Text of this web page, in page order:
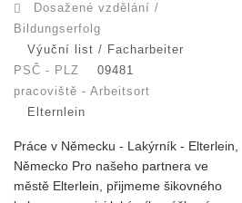
Dosažené vzdělání /
Bildungserfolg
Výuční list / Facharbeiter
PSČ - PLZ
09481
pracoviště - Arbeitsort
Elternlein
Práce v Německu - Lakýrník - Elterlein,
Německo Pro našeho partnera ve
městě Elterlein, přijmeme šikovného